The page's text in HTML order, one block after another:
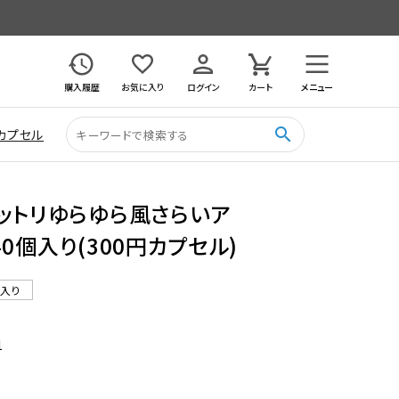
購入履歴
お気に入り ログイン カート メニュー
プセル search
トリゆらゆら風さらいア
個入り(300円カプセル)
り